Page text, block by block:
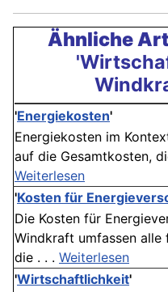
Ähnliche
'Energiekosten'
Energiekosten im
auf die Gesamtkosten,
Weiterlesen
'Kosten für
Die Kosten für
Windkraft umfassen alle
die . . . Weiterlesen
'Wirtschaftlichkeit'